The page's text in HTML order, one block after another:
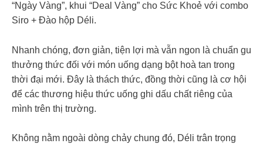
“Ngày Vàng”, khui “Deal Vàng” cho Sức Khoẻ với combo
Siro + Đào hộp Déli.
Nhanh chóng, đơn giản, tiện lợi mà vẫn ngon là chuẩn gu
thưởng thức đối với món uống dạng bột hoà tan trong
thời đại mới. Đây là thách thức, đồng thời cũng là cơ hội
để các thương hiệu thức uống ghi dấu chất riêng của
mình trên thị trường.
Không nằm ngoài dòng chảy chung đó, Déli trân trọng